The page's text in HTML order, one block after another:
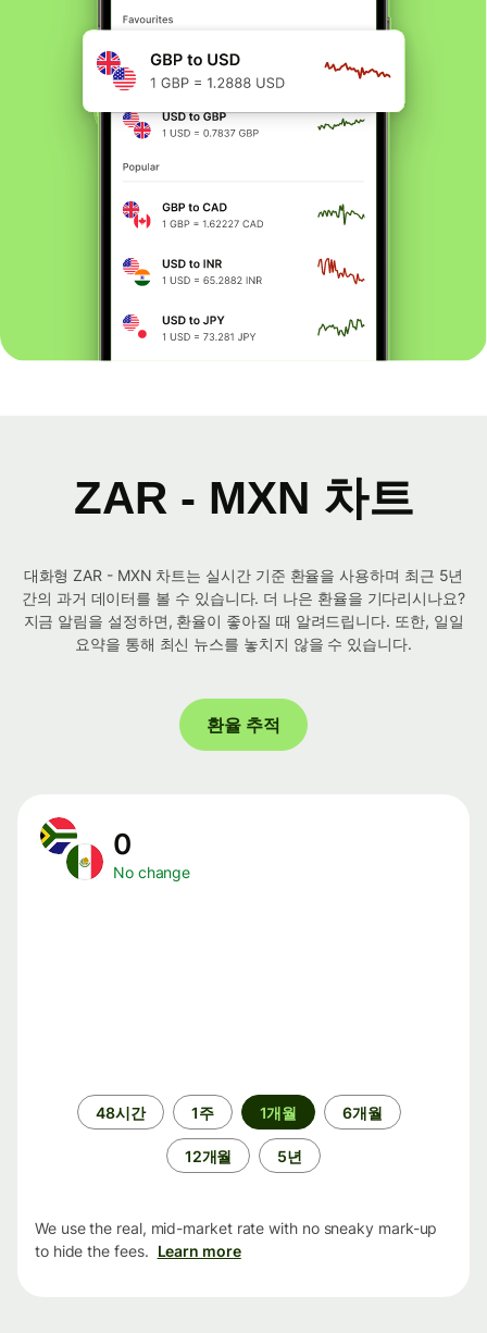
ZAR - MXN 차트
대화형 ZAR - MXN 차트는 실시간 기준 환율을 사용하며 최근 5년
간의 과거 데이터를 볼 수 있습니다. 더 나은 환율을 기다리시나요?
지금 알림을 설정하면, 환율이 좋아질 때 알려드립니다. 또한, 일일
요약을 통해 최신 뉴스를 놓치지 않을 수 있습니다.
환율 추적
0
No change
48시간 1주 1개월 6개월
12개월 5년
We use the real, mid-market rate with no sneaky mark-up
to hide the fees. Learn more